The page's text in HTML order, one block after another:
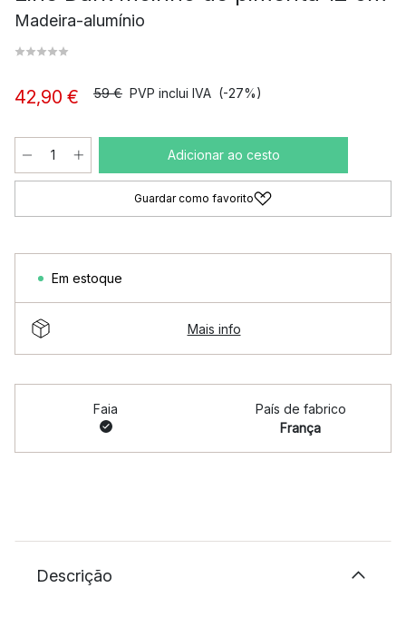
Madeira-alumínio
42,90 € 59 € PVP inclui IVA (-27%)
Adicionar ao cesto
Guardar como favorito
Em estoque
Mais info
Faia
País de fabrico
França
Descrição